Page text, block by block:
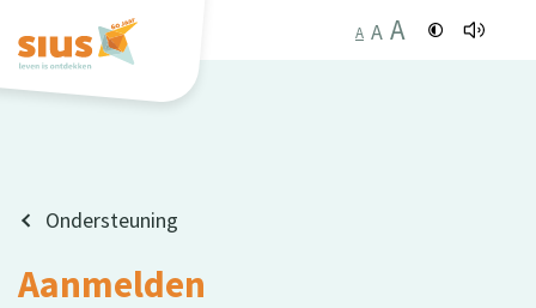
A A A
Ondersteuning
Aanmelden